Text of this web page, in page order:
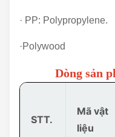
· PP: Polypropylene.
·Polywood
Dòng sản
STT.
Mã vật
liệu